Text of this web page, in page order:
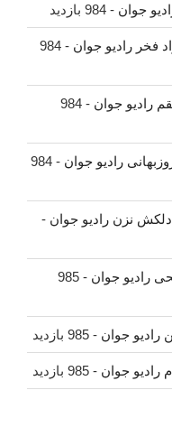
جوان - 984 بازدید
فخر رادیو جوان
- 984
رادیو جوان
- 984
رادیو جوان
- 984
دلکش نزن رادیو جوان -
رادیو جوان
- 985
رادیو جوان - 985 بازدید
رادیو جوان - 985 بازدید